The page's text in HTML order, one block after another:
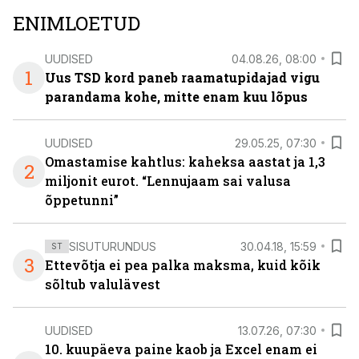
ENIMLOETUD
1
UUDISED 04.08.26, 08:00
Uus TSD kord paneb raamatupidajad vigu
parandama kohe, mitte enam kuu lõpus
2
UUDISED 29.05.25, 07:30
Omastamise kahtlus: kaheksa aastat ja 1,3
miljonit eurot. “Lennujaam sai valusa
õppetunni”
3
ST SISUTURUNDUS 30.04.18, 15:59
Ettevõtja ei pea palka maksma, kuid kõik
sõltub valulävest
UUDISED 13.07.26, 07:30
10. kuupäeva paine kaob ja Excel enam ei